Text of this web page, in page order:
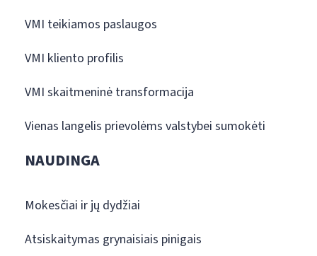
VMI teikiamos paslaugos
VMI kliento profilis
VMI skaitmeninė transformacija
Vienas langelis prievolėms valstybei sumokėti
NAUDINGA
Mokesčiai ir jų dydžiai
Atsiskaitymas grynaisiais pinigais